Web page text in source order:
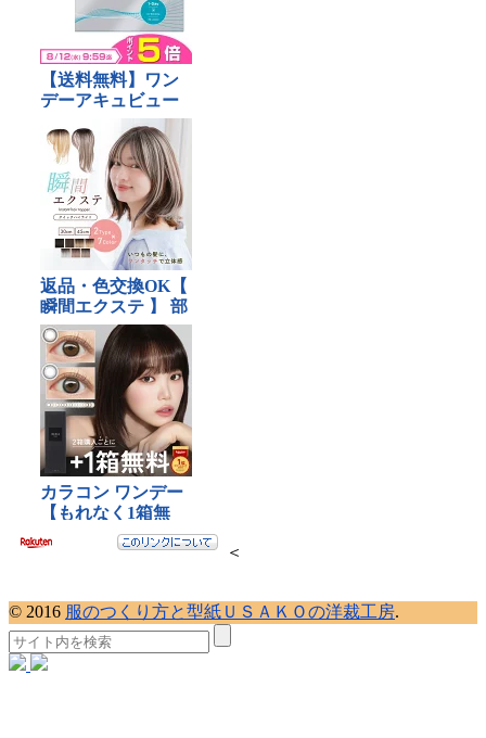
＜
© 2016 服のつくり方と型紙ＵＳＡＫＯの洋裁工房.